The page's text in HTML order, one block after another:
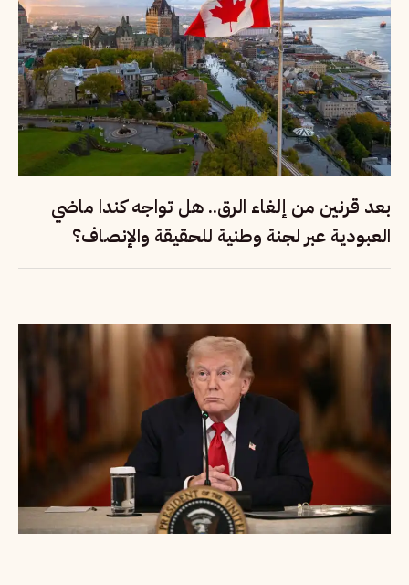
بعد قرنين من إلغاء الرق.. هل تواجه كندا ماضي
العبودية عبر لجنة وطنية للحقيقة والإنصاف؟